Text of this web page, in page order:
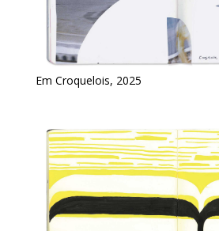
Em Croquelois, 2025